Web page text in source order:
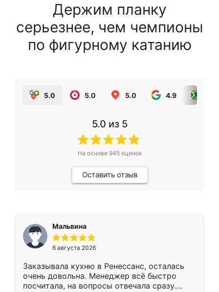
Держим планку
серьезнее, чем чемпионы
по фигурному катанию
5.0 5.0 5.0 4.9
5.0 из 5
На основе 945оценок
Оставить отзыв
Мальвина
6 августа 2026
Заказывала кухню в Ренессанс, осталась
очень довольна. Менеджер всё быстро
посчитала, на вопросы отвечала сразу.